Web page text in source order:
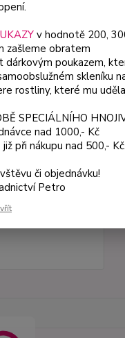
v hodnotě 200,
zašleme obratem
poukazem,
skleníku
rostliny, které mu
SPECIÁLNÍHO
nad 1000,- Kč
při nákupu nad 500,- Kč.
či objednávku!
Petro